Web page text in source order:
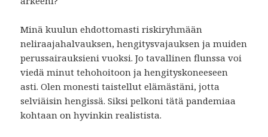
Minä kuulun ehdottomasti riskiryhmään
neliraajahalvauksen, hengitysvajauksen ja muiden
perussairauksieni vuoksi. Jo tavallinen flunssa voi
viedä minut tehohoitoon ja hengityskoneeseen
asti. Olen monesti taistellut elämästäni, jotta
selviäisin hengissä. Siksi pelkoni tätä pandemiaa
kohtaan on hyvinkin realistista.